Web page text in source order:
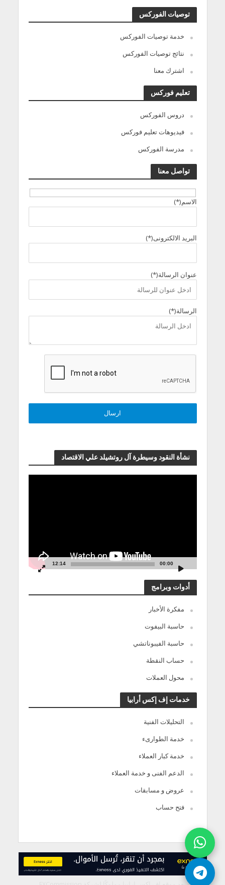
توصيات الفوركس
خدمة توصيات الفوركس
نتائج توصيات الفوركس
اشترك معنا
تعليم فوركس
دروس الفوركس
فيديوهات تعليم فوركس
مدرسة الفوركس
تواصل معنا
الاسم(*)
البريد الالكترونى(*)
عنوان الرسالة(*)
الرسالة(*)
نشأة النقود وسيطرة آل روتشيلد علي الاقتصاد
00:00
12:14
أدوات وبرامج
مفكرة الأخبار
حاسبة البيفوت
حاسبة الفيبوناتشي
حساب النقطة
محول العملات
خدمات إف إكس أرابيا
التحليلات الفنية
خدمة الطوارىء
خدمة كبار العملاء
الدعم الفنى و خدمة العملاء
عروض و مسابقات
فتح حساب